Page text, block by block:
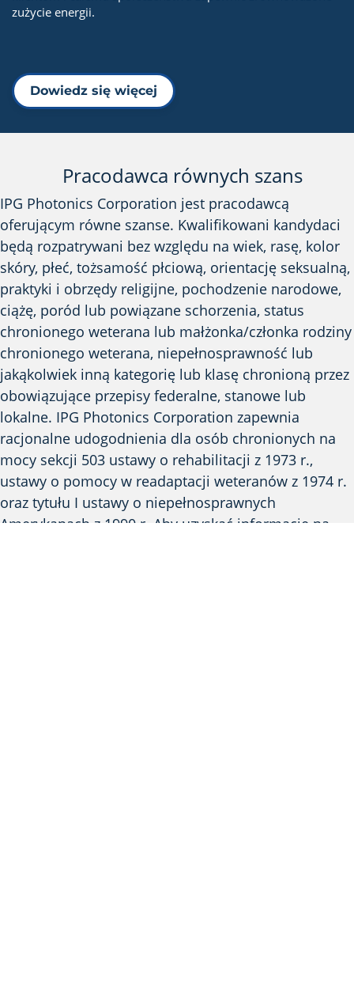
zużycie energii.
Dowiedz się więcej
Pracodawca równych szans
IPG Photonics Corporation jest pracodawcą
oferującym równe szanse. Kwalifikowani kandydaci
będą rozpatrywani bez względu na wiek, rasę, kolor
skóry, płeć, tożsamość płciową, orientację seksualną,
praktyki i obrzędy religijne, pochodzenie narodowe,
ciążę, poród lub powiązane schorzenia, status
chronionego weterana lub małżonka/członka rodziny
chronionego weterana, niepełnosprawność lub
jakąkolwiek inną kategorię lub klasę chronioną przez
obowiązujące przepisy federalne, stanowe lub
lokalne. IPG Photonics Corporation zapewnia
racjonalne udogodnienia dla osób chronionych na
mocy sekcji 503 ustawy o rehabilitacji z 1973 r.,
ustawy o pomocy w readaptacji weteranów z 1974 r.
oraz tytułu I ustawy o niepełnosprawnych
Amerykanach z 1990 r. Aby uzyskać informacje na